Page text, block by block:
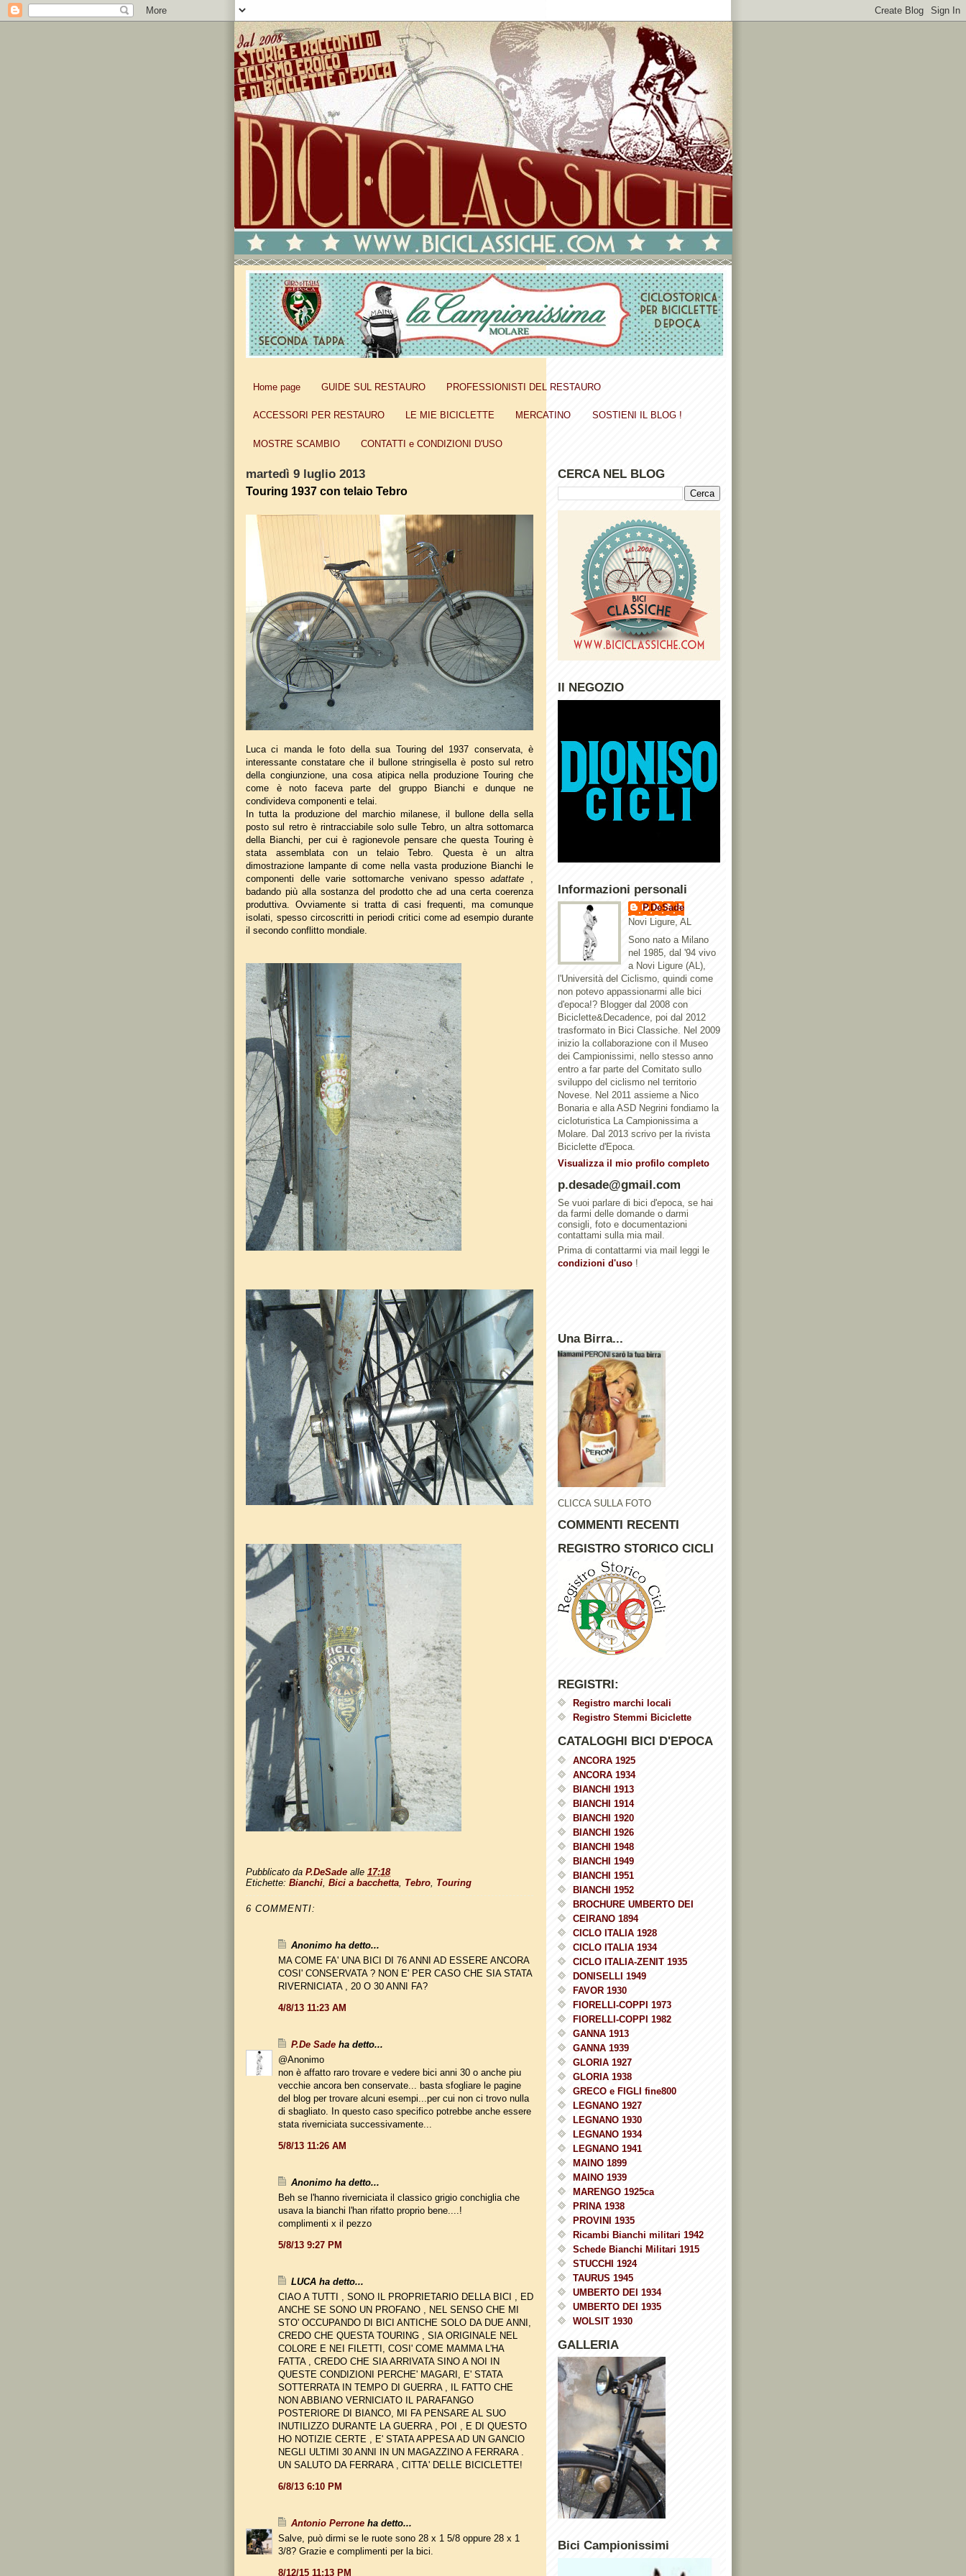
Home page GUIDE SUL RESTAURO PROFESSIONISTI DEL RESTAURO
ACCESSORI PER RESTAURO LE MIE BICICLETTE MERCATINO SOSTIENI IL BLOG !
MOSTRE SCAMBIO CONTATTI e CONDIZIONI D'USO
martedì 9 luglio 2013
Touring 1937 con telaio Tebro
Luca ci manda le foto della sua Touring del 1937 conservata, è
interessante constatare che il bullone stringisella è posto sul retro
della congiunzione, una cosa atipica nella produzione Touring che
come è noto faceva parte del gruppo Bianchi e dunque ne
condivideva componenti e telai.
In tutta la produzione del marchio milanese, il bullone della sella
posto sul retro è rintracciabile solo sulle Tebro, un altra sottomarca
della Bianchi, per cui è ragionevole pensare che questa Touring è
stata assemblata con un telaio Tebro. Questa è un altra
dimostrazione lampante di come nella vasta produzione Bianchi le
componenti delle varie sottomarche venivano spessoadattate
badando più alla sostanza del prodotto che ad una certa coerenza
produttiva. Ovviamente si tratta di casi frequenti, ma comunque
isolati, spesso circoscritti in periodi critici come ad esempio durante
il secondo conflitto mondiale.
Pubblicato da P.DeSade alle 17:18
Etichette: Bianchi Bici a bacchetta Tebro Touring
6 COMMENTI:
Anonimo ha detto...
MA COME FA' UNA BICI DI 76 ANNI AD ESSERE ANCORA
COSI' CONSERVATA ? NON E' PER CASO CHE SIA STATA
RIVERNICIATA , 20 O 30 ANNI FA?
4/8/13 11:23 AM
P.De Sade ha detto...
@Anonimo
non è affatto raro trovare e vedere bici anni 30 o anche piu
vecchie ancora ben conservate... basta sfogliare le pagine
del blog per trovare alcuni esempi...per cui non ci trovo nulla
di sbagliato. In questo caso specifico potrebbe anche essere
stata riverniciata successivamente...
5/8/13 11:26 AM
Anonimo ha detto...
Beh se l'hanno riverniciata il classico grigio conchiglia che
usava la bianchi l'han rifatto proprio bene....!
complimenti x il pezzo
5/8/13 9:27 PM
LUCA ha detto...
CIAO A TUTTI , SONO IL PROPRIETARIO DELLA BICI , ED
ANCHE SE SONO UN PROFANO , NEL SENSO CHE MI
STO' OCCUPANDO DI BICI ANTICHE SOLO DA DUE ANNI,
CREDO CHE QUESTA TOURING , SIA ORIGINALE NEL
COLORE E NEI FILETTI, COSI' COME MAMMA L'HA
FATTA , CREDO CHE SIA ARRIVATA SINO A NOI IN
QUESTE CONDIZIONI PERCHE' MAGARI, E' STATA
SOTTERRATA IN TEMPO DI GUERRA , IL FATTO CHE
NON ABBIANO VERNICIATO IL PARAFANGO
POSTERIORE DI BIANCO, MI FA PENSARE AL SUO
INUTILIZZO DURANTE LA GUERRA , POI , E DI QUESTO
HO NOTIZIE CERTE , E' STATA APPESA AD UN GANCIO
NEGLI ULTIMI 30 ANNI IN UN MAGAZZINO A FERRARA .
UN SALUTO DA FERRARA , CITTA' DELLE BICICLETTE!
6/8/13 6:10 PM
Antonio Perrone ha detto...
Salve, può dirmi se le ruote sono 28 x 1 5/8 oppure 28 x 1
3/8? Grazie e complimenti per la bici.
8/12/15 11:13 PM
CERCA NEL BLOG
Il NEGOZIO
Informazioni personali
P.DeSade
Novi Ligure, AL
Sono nato a Milano
nel 1985, dal '94 vivo
a Novi Ligure (AL),
l'Università del Ciclismo, quindi come
non potevo appassionarmi alle bici
d'epoca!? Blogger dal 2008 con
Biciclette&Decadence, poi dal 2012
trasformato in Bici Classiche. Nel 2009
inizio la collaborazione con il Museo
dei Campionissimi, nello stesso anno
entro a far parte del Comitato sullo
sviluppo del ciclismo nel territorio
Novese. Nel 2011 assieme a Nico
Bonaria e alla ASD Negrini fondiamo la
cicloturistica La Campionissima a
Molare. Dal 2013 scrivo per la rivista
Biciclette d'Epoca.
Visualizza il mio profilo completo
p.desade@gmail.com
Se vuoi parlare di bici d'epoca, se hai
da farmi delle domande o darmi
consigli, foto e documentazioni
contattami sulla mia mail.
Prima di contattarmi via mail leggi le
condizioni d'uso !
Una Birra...
CLICCA SULLA FOTO
COMMENTI RECENTI
REGISTRO STORICO CICLI
REGISTRI:
Registro marchi locali
Registro Stemmi Biciclette
CATALOGHI BICI D'EPOCA
ANCORA 1925
ANCORA 1934
BIANCHI 1913
BIANCHI 1914
BIANCHI 1920
BIANCHI 1926
BIANCHI 1948
BIANCHI 1949
BIANCHI 1951
BIANCHI 1952
BROCHURE UMBERTO DEI
CEIRANO 1894
CICLO ITALIA 1928
CICLO ITALIA 1934
CICLO ITALIA-ZENIT 1935
DONISELLI 1949
FAVOR 1930
FIORELLI-COPPI 1973
FIORELLI-COPPI 1982
GANNA 1913
GANNA 1939
GLORIA 1927
GLORIA 1938
GRECO e FIGLI fine800
LEGNANO 1927
LEGNANO 1930
LEGNANO 1934
LEGNANO 1941
MAINO 1899
MAINO 1939
MARENGO 1925ca
PRINA 1938
PROVINI 1935
Ricambi Bianchi militari 1942
Schede Bianchi Militari 1915
STUCCHI 1924
TAURUS 1945
UMBERTO DEI 1934
UMBERTO DEI 1935
WOLSIT 1930
GALLERIA
Bici Campionissimi